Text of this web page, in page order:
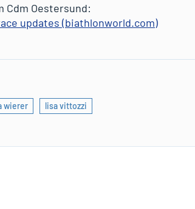
Cdm Oestersund:
updates (biathlonworld.com)
wierer lisa vittozzi